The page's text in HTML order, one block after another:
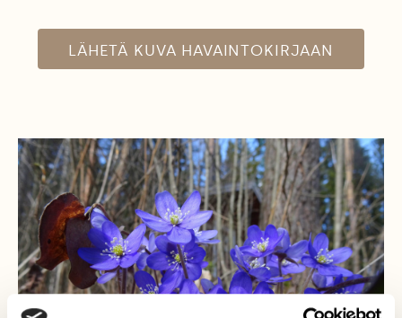
LÄHETÄ KUVA HAVAINTOKIRJAAN